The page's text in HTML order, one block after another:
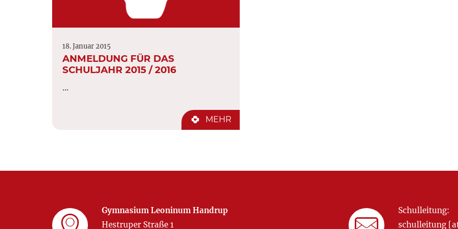
18. Januar 2015
ANMELDUNG FÜR DAS
SCHULJAHR 2015 / 2016
...
MEHR
Gymnasium Leoninum Handrup
Hestruper Straße 1
Schulleitung:
schulleitung